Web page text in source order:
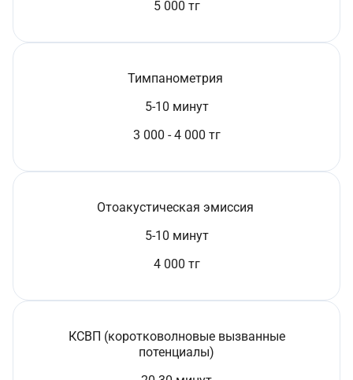
5 000 тг
Тимпанометрия
5-10 минут
3 000 - 4 000 тг
Отоакустическая эмиссия
5-10 минут
4 000 тг
КСВП (коротковолновые вызванные
потенциалы)